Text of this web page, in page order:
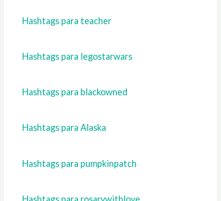
Hashtags para teacher
Hashtags para legostarwars
Hashtags para blackowned
Hashtags para Alaska
Hashtags para pumpkinpatch